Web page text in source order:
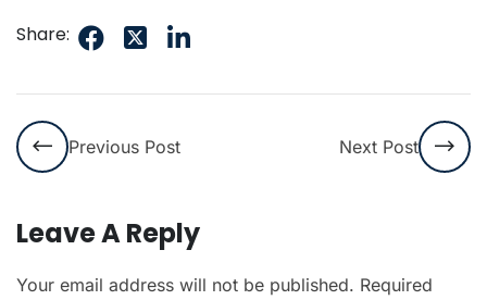
Share:
Previous Post Next Post
Leave A Reply
Your email address will not be published. Required